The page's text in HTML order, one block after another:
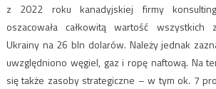
z 2022 roku kanadyjskiej firmy
oszacowała całkowitą wartość wszystkich
Ukrainy na 26 bln dolarów. Należy jednak
uwzględniono węgiel, gaz i ropę naftową. Na
się także zasoby strategiczne – w tym ok. 7